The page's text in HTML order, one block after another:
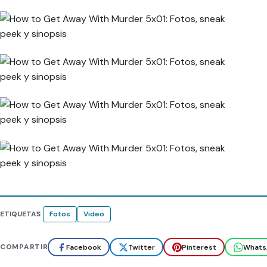
ETIQUETAS Fotos Video
COMPARTIR Facebook Twitter Pinterest